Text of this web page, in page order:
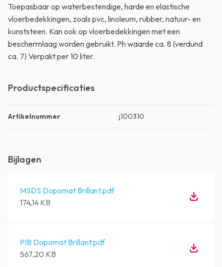
Toepasbaar op waterbestendige, harde en elastische
vloerbedekkingen, zoals pvc, linoleum, rubber, natuur- en
kunststeen. Kan ook op vloerbedekkingen met een
beschermlaag worden gebruikt. Ph waarde ca. 8 (verdund
ca. 7) Verpakt per 10 liter.
Productspecificaties
Artikelnummer j100310
Bijlagen
MSDS Dopomat Brillant.pdf
174,14 KB
PIB Dopomat Brillant.pdf
567,20 KB